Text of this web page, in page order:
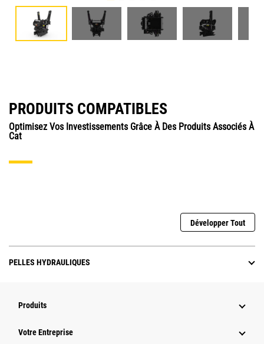
PRODUITS COMPATIBLES
Optimisez Vos Investissements Grâce À Des Produits Associés À
Cat
Développer Tout
PELLES HYDRAULIQUES
Produits
Votre Entreprise